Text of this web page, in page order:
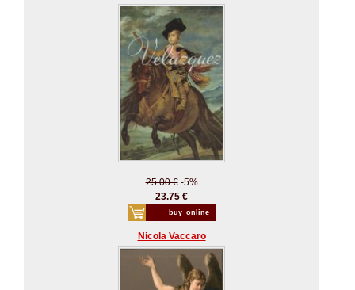
25.00 €-5%
23.75 €
_buy_online
Nicola Vaccaro